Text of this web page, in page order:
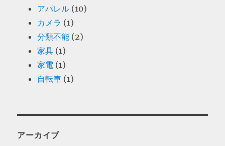
アパレル (10)
カメラ (1)
分類不能 (2)
家具 (1)
家電 (1)
自転車 (1)
アーカイブ